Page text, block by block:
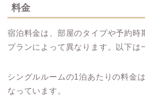
料金
宿泊料金は、部屋のタイプや予約時
プランによって異なります。​以下は
シングルルームの1泊あたりの料金は
なっています。​